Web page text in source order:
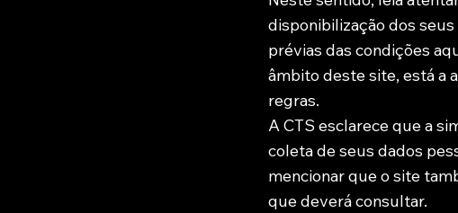
disponibilização dos
prévias das condições
âmbito deste site, está a
regras.
A CTS esclarece que a
coleta de seus dados
mencionar que o site
que deverá consultar.